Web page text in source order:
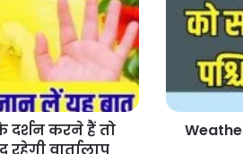
दर्शन करने हैं तो
वार्तालाप
मौसम,
हो
पश्चिमी